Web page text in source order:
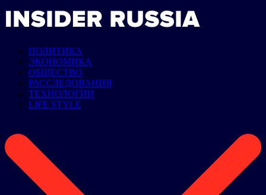
ПОЛИТИКА
ЭКОНОМИКА
ОБЩЕСТВО
РАССЛЕДОВАНИЯ
ТЕХНОЛОГИИ
LIFE STYLE